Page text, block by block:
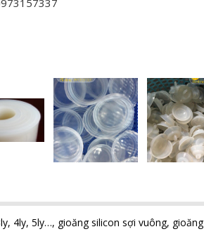
4ly, 5ly…, gioăng silicon sợi vuông,